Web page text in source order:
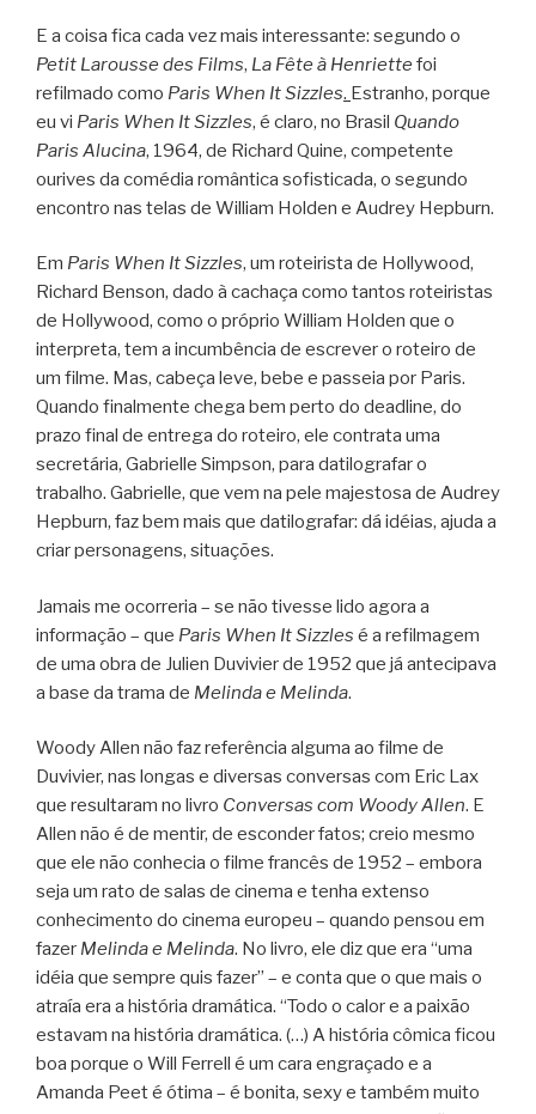
E a coisa fica cada vez mais interessante: segundo o
Petit Larousse des Films, La Fête à Henriette foi
refilmado como Paris When It Sizzles. Estranho, porque
eu vi Paris When It Sizzles, é claro, no Brasil Quando
Paris Alucina, 1964, de Richard Quine, competente
ourives da comédia romântica sofisticada, o segundo
encontro nas telas de William Holden e Audrey Hepburn.
Em Paris When It Sizzles, um roteirista de Hollywood,
Richard Benson, dado à cachaça como tantos roteiristas
de Hollywood, como o próprio William Holden que o
interpreta, tem a incumbência de escrever o roteiro de
um filme. Mas, cabeça leve, bebe e passeia por Paris.
Quando finalmente chega bem perto do deadline, do
prazo final de entrega do roteiro, ele contrata uma
secretária, Gabrielle Simpson, para datilografar o
trabalho. Gabrielle, que vem na pele majestosa de Audrey
Hepburn, faz bem mais que datilografar: dá idéias, ajuda a
criar personagens, situações.
Jamais me ocorreria – se não tivesse lido agora a
informação – que Paris When It Sizzles é a refilmagem
de uma obra de Julien Duvivier de 1952 que já antecipava
a base da trama de Melinda e Melinda.
Woody Allen não faz referência alguma ao filme de
Duvivier, nas longas e diversas conversas com Eric Lax
que resultaram no livro Conversas com Woody Allen. E
Allen não é de mentir, de esconder fatos; creio mesmo
que ele não conhecia o filme francês de 1952 – embora
seja um rato de salas de cinema e tenha extenso
conhecimento do cinema europeu – quando pensou em
fazer Melinda e Melinda. No livro, ele diz que era “uma
idéia que sempre quis fazer” – e conta que o que mais o
atraía era a história dramática. “Todo o calor e a paixão
estavam na história dramática. (…) A história cômica ficou
boa porque o Will Ferrell é um cara engraçado e a
Amanda Peet é ótima – é bonita, sexy e também muito